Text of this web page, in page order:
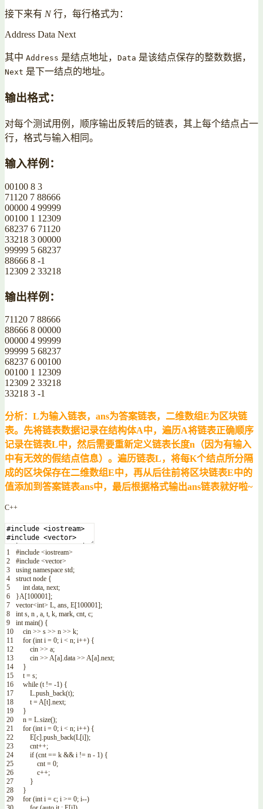
接下来有 N行，每行格式为：
Address Data Next
其中 Address 是结点地址， Data 是该结点保存的整数数据，
Next 是下一结点的地址。
输出格式：
对每个测试用例，顺序输出反转后的链表，其上每个结点占一
行，格式与输入相同。
输入样例：
00100 8 3
71120 7 88666
00000 4 99999
00100 1 12309
68237 6 71120
33218 3 00000
99999 5 68237
88666 8 -1
12309 2 33218
输出样例：
71120 7 88666
88666 8 00000
00000 4 99999
99999 5 68237
68237 6 00100
00100 1 12309
12309 2 33218
33218 3 -1
分析：L为输入链表，ans为答案链表，二维数组E为区块链
表。先将链表数据记录在结构体A中，遍历A将链表正确顺序
记录在链表L中，然后需要重新定义链表长度n（因为有输入
中有无效的假结点信息）。遍历链表L，将每K个结点所分隔
成的区块保存在二维数组E中，再从后往前将区块链表E中的
值添加到答案链表ans中，最后根据格式输出ans链表就好啦~
C++
1
2
3
4
5
6
7
8
9
10
11
12
13
14
15
16
17
18
19
20
21
22
23
24
25
26
27
28
29
#include <iostream>
#include <vector>
using namespace std;
struct node {
int data, next;
}A[100001];
vector<int> L, ans, E[100001];
int s, n , a, t, k, mark, cnt, c;
int main() {
cin >> s >> n >> k;
for (int i = 0; i < n; i++) {
cin >> a;
cin >> A[a].data >> A[a].next;
}
t = s;
while (t != -1) {
L.push_back(t);
t =A[t].next;
}
n = L.size();
for (int i = 0; i < n; i++) {
E[c].push_back(L[i]);
cnt++;
if (cnt == k && i != n - 1) {
cnt = 0;
c++;
}
}
for (int i = c; i >= 0; i--)